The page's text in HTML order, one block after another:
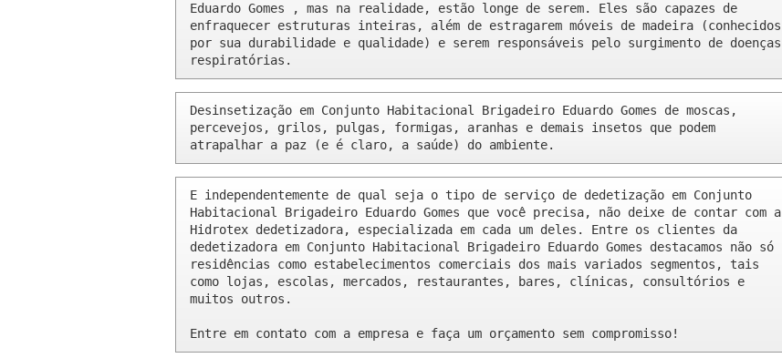
Eduardo Gomes , mas na realidade, estão longe de serem. Eles são capazes de
enfraquecer estruturas inteiras, além de estragarem móveis de madeira (conhecidos
por sua durabilidade e qualidade) e serem responsáveis pelo surgimento de doenças
respiratórias.
Desinsetização em Conjunto Habitacional Brigadeiro Eduardo Gomes de moscas,
percevejos, grilos, pulgas, formigas, aranhas e demais insetos que podem
atrapalhar a paz (e é claro, a saúde) do ambiente.
E independentemente de qual seja o tipo de serviço de dedetização em Conjunto
Habitacional Brigadeiro Eduardo Gomes que você precisa, não deixe de contar com a
Hidrotex dedetizadora, especializada em cada um deles. Entre os clientes da
dedetizadora em Conjunto Habitacional Brigadeiro Eduardo Gomes destacamos não só
residências como estabelecimentos comerciais dos mais variados segmentos, tais
como lojas, escolas, mercados, restaurantes, bares, clínicas, consultórios e
muitos outros.
Entre em contato com a empresa e faça um orçamento sem compromisso!